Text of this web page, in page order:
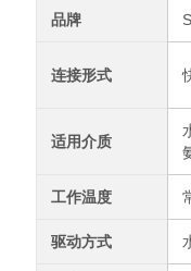
品牌
连接形式
适用介质
工作温度
驱动方式